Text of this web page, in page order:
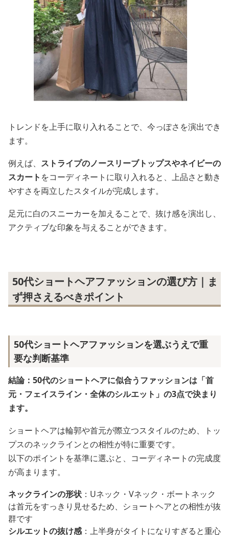
トレンドを上手に取り入れることで、今っぽさを演出でき
ます。
例えば、 ストライプのノースリーブトップスやネイビーの
スカート をコーディネートに取り入れると、上品さと動き
やすさを両立したスタイルが完成します。
足元に白のスニーカーを加えることで、抜け感を演出し、
アクティブな印象を与えることができます。
50代ショートヘアファッションの選び方｜ま
ず押さえるべきポイント
50代ショートヘアファッションを選ぶうえで重
要な判断基準
結論：50代のショートヘアに似合うファッションは「首
元・フェイスライン・全体のシルエット」の3点で決まり
ます。
ショートヘアは輪郭や首元が際立つスタイルのため、トッ
プスのネックラインとの相性が特に重要です。
以下のポイントを基準に選ぶと、コーディネートの完成度
が高まります。
ネックラインの形状 ：Uネック・Vネック・ボートネック
は首元をすっきり見せるため、ショートヘアとの相性が抜
群です
シルエットの抜け感：上半身がタイトになりすぎると重心